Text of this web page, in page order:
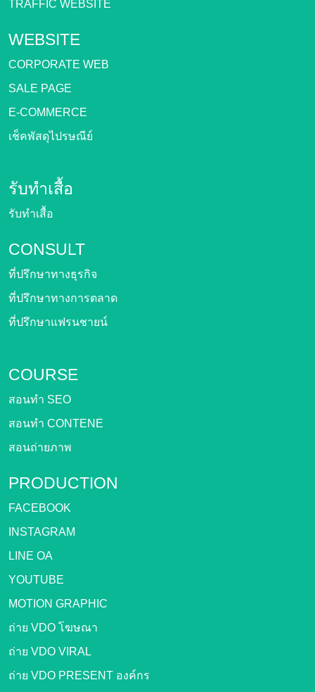
TRAFFIC WEBSITE
WEBSITE
CORPORATE WEB
SALE PAGE
E-COMMERCE
เช็คพัสดุไปรษณีย์
รับทำเสื้อ
รับทำเสื้อ
CONSULT
ที่ปรึกษาทางธุรกิจ
ที่ปรึกษาทางการตลาด
ที่ปรึกษาแฟรนชายน์
COURSE
สอนทำ SEO
สอนทำ CONTENE
สอนถ่ายภาพ
PRODUCTION
FACEBOOK
INSTAGRAM
LINE OA
YOUTUBE
MOTION GRAPHIC
ถ่าย VDO โฆษณา
ถ่าย VDO VIRAL
ถ่าย VDO PRESENT องค์กร